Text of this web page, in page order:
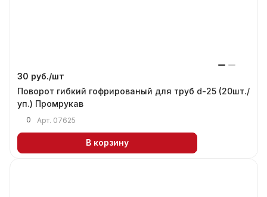
30 руб./шт
Поворот гибкий гофрированый для труб d-25 (20шт./
уп.) Промрукав
0 Арт. 07625
В корзину